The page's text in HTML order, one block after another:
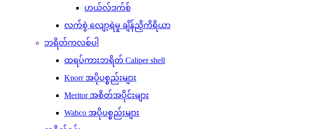
ဟယ်လ်ဒက်စ်
လက်စွဲ လျော့ရဲမှု ချိန်ညှိကိရိယာ
ဘရိတ်ကလစ်ပါ
ထရပ်ကားဘရိတ် Caliper shell
Knorr အပိုပစ္စည်းများ
Meritor အစိတ်အပိုင်းများ
Wabco အပိုပစ္စည်းများ